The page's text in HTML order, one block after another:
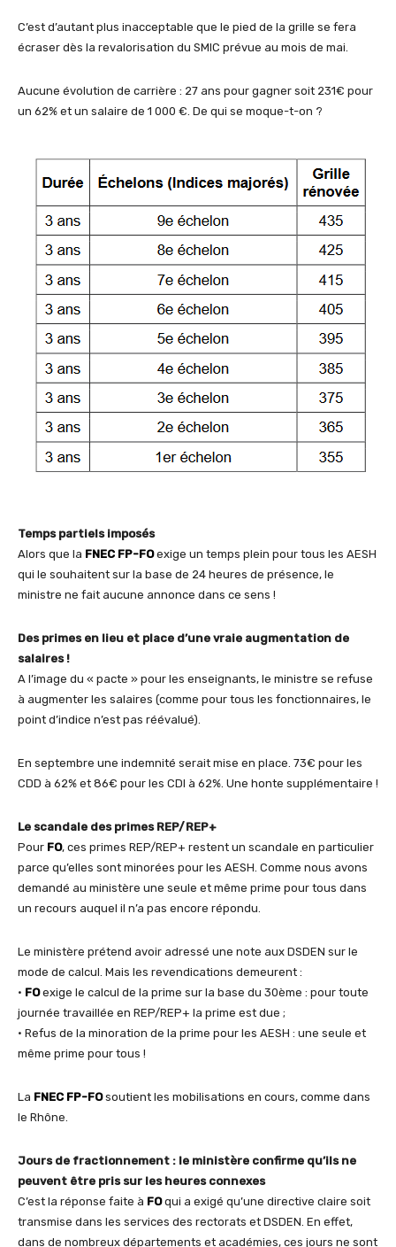
C’est d’autant plus inacceptable que le pied de la grille se fera
écraser dès la revalorisation du SMIC prévue au mois de mai.
Aucune évolution de carrière : 27 ans pour gagner soit 231€ pour
un 62% et un salaire de 1 000 €. De qui se moque-t-on ?
Temps partiels imposés
Alors que la FNEC FP-FOexige un temps plein pour tous les AESH
qui le souhaitent sur la base de 24 heures de présence, le
ministre ne fait aucune annonce dans ce sens !
Des primes en lieu et place d’une vraie augmentation de
salaires !
A l’image du « pacte » pour les enseignants, le ministre se refuse
à augmenter les salaires (comme pour tous les fonctionnaires, le
point d’indice n’est pas réévalué).
En septembre une indemnité serait mise en place. 73€ pour les
CDD à 62% et 86€ pour les CDI à 62%. Une honte supplémentaire !
Le scandale des primes REP/REP+
Pour FO, ces primes REP/REP+ restent un scandale en particulier
parce qu’elles sont minorées pour les AESH. Comme nous avons
demandé au ministère une seule et même prime pour tous dans
un recours auquel il n’a pas encore répondu.
Le ministère prétend avoir adressé une note aux DSDEN sur le
mode de calcul. Mais les revendications demeurent :
• FOexige le calcul de la prime sur la base du 30ème : pour toute
journée travaillée en REP/REP+ la prime est due ;
• Refus de la minoration de la prime pour les AESH : une seule et
même prime pour tous !
La FNEC FP-FOsoutient les mobilisations en cours, comme dans
le Rhône.
Jours de fractionnement : le ministère confirme qu’ils ne
peuvent être pris sur les heures connexes
C’est la réponse faite à FOqui a exigé qu’une directive claire soit
transmise dans les services des rectorats et DSDEN. En effet,
dans de nombreux départements et académies, ces jours ne sont